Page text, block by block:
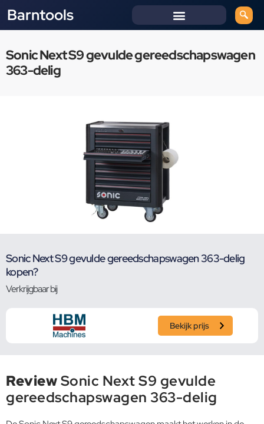
Barntools
Sonic Next S9 gevulde gereedschapswagen
363-delig
Sonic Next S9 gevulde gereedschapswagen 363-delig
kopen?
Verkrijgbaar bij
Bekijk prijs
ReviewSonic Next S9 gevulde
gereedschapswagen 363-delig